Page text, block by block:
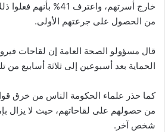
خارج أسرتهم، واعترف
من الحصول على جرعتهم الأولى.
قال مسؤولو الصحة العامة إن لقاحات
الحماية بعد أسبوعين إلى ثلاثة أسابيع من
كما حذر علماء الحكومة الناس من خرق
من حصولهم على لقاحاتهم، حيث لا يزال
شخص آخر.